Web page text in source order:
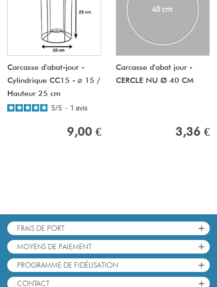
Carcasse d'abat-jour -
Cylindrique CC15 - ⌀ 15 /
Hauteur 25 cm
5/5 - 1 avis
9,00 €
Carcasse d'abat jour -
CERCLE NU Ø 40 CM
3,36 €
FRAIS DE PORT +
MOYENS DE PAIEMENT +
PROGRAMME DE FIDÉLISATION +
CONTACT +